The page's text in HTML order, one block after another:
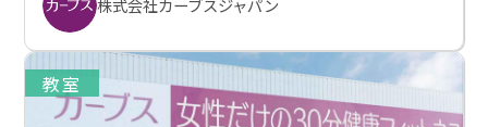
株式会社カーブスジャパン
教室